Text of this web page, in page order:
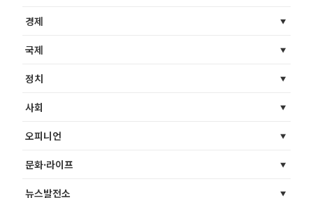
경제
국제
정치
사회
오피니언
문화·라이프
뉴스발전소